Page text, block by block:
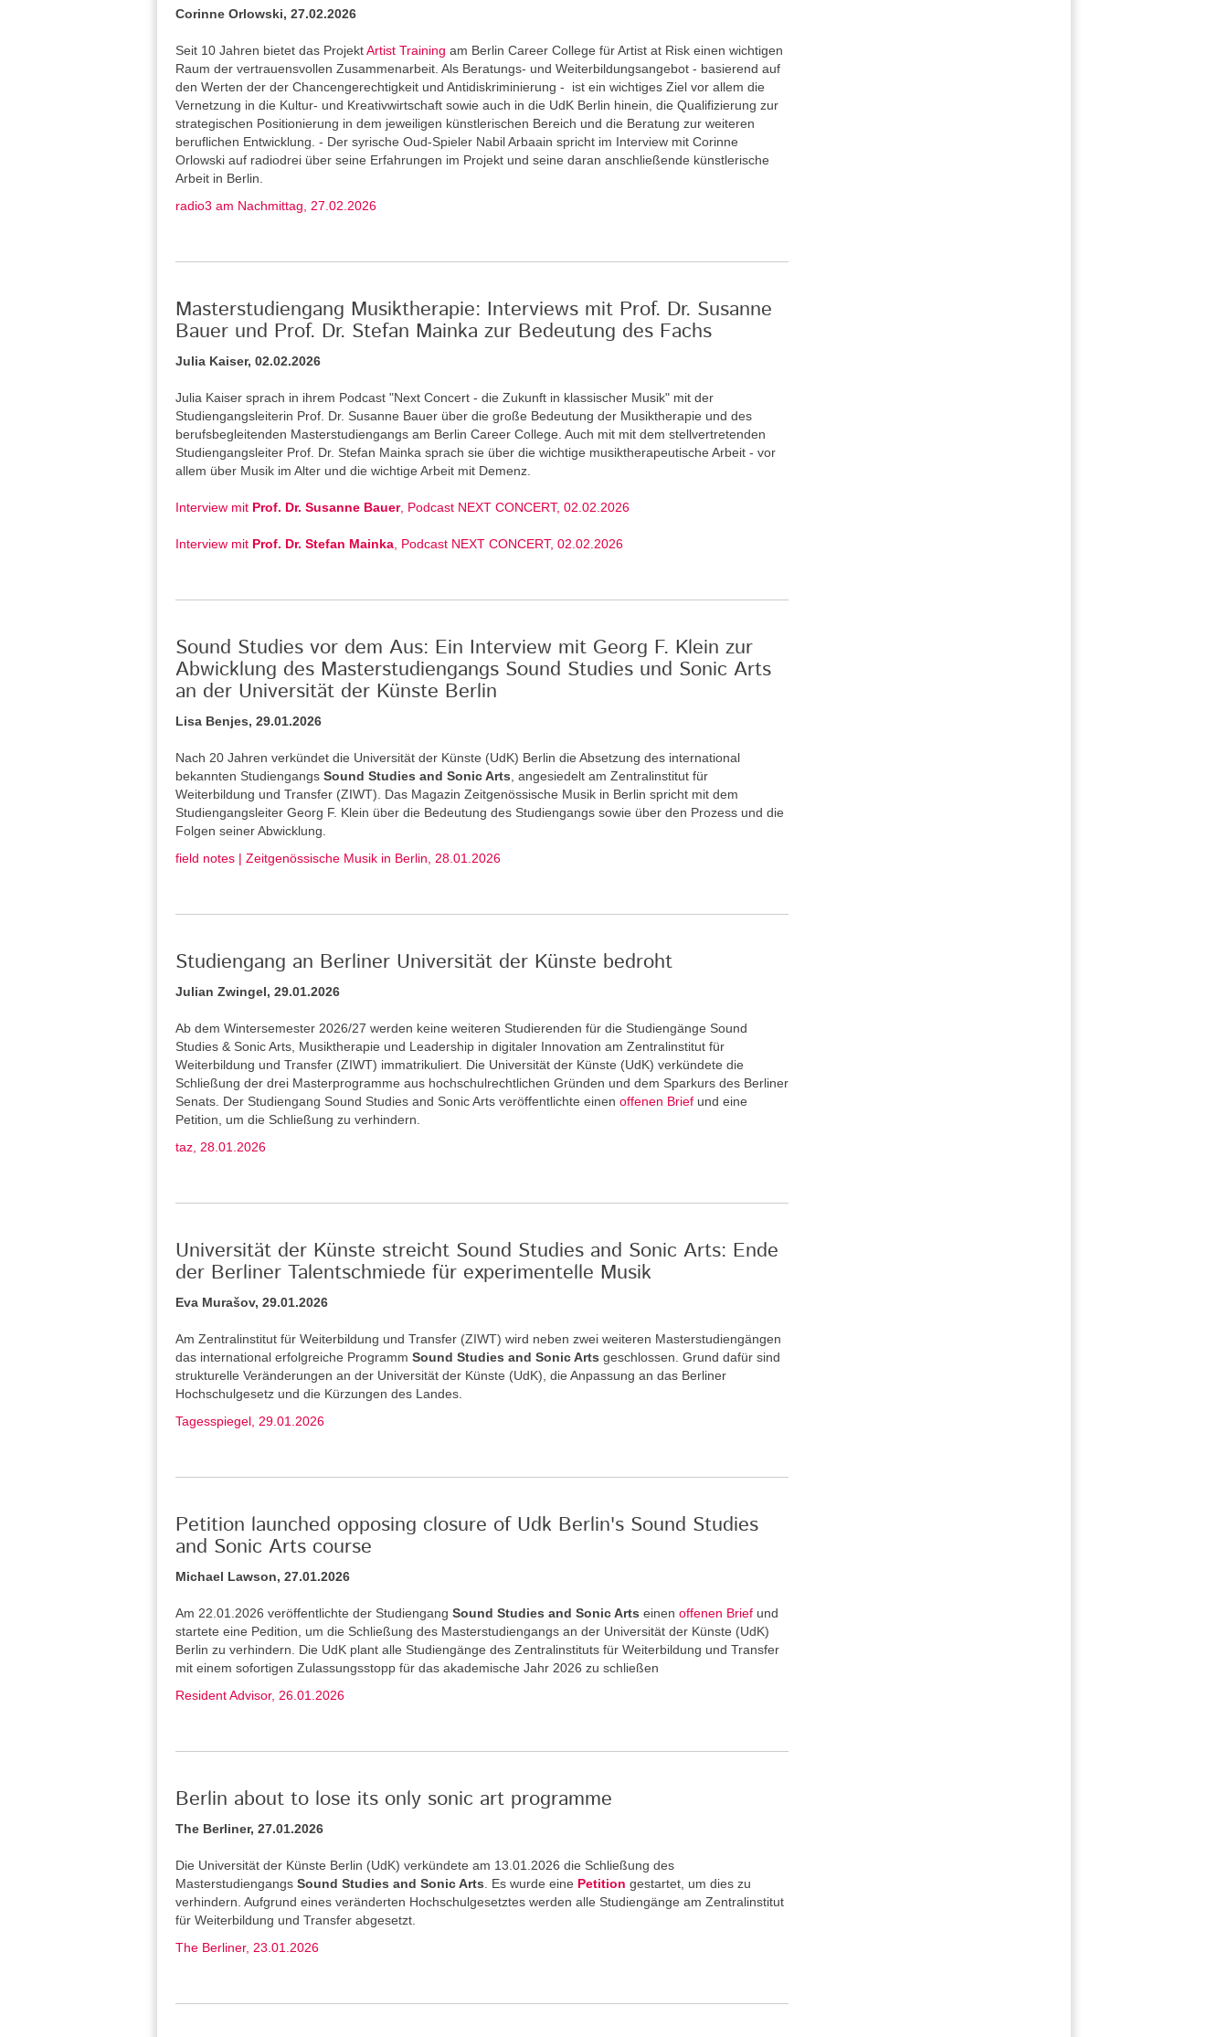
Corinne Orlowski, 27.02.2026
Seit 10 Jahren bietet das ProjektArtist Training am Berlin Career College für Artist at Risk einen wichtigen
Raum der vertrauensvollen Zusammenarbeit. Als Beratungs- und Weiterbildungsangebot - basierend auf
den Werten der der Chancengerechtigkeit und Antidiskriminierung - ist ein wichtiges Ziel vor allem die
Vernetzung in die Kultur- und Kreativwirtschaft sowie auch in die UdK Berlin hinein, die Qualifizierung zur
strategischen Positionierung in dem jeweiligen künstlerischen Bereich und die Beratung zur weiteren
beruflichen Entwicklung. - Der syrische Oud-Spieler Nabil Arbaain spricht im Interview mit Corinne
Orlowski auf radiodrei über seine Erfahrungen im Projekt und seine daran anschließende künstlerische
Arbeit in Berlin.
radio3 am Nachmittag, 27.02.2026
Masterstudiengang Musiktherapie: Interviews mit Prof. Dr. Susanne
Bauer und Prof. Dr. Stefan Mainka zur Bedeutung des Fachs
Julia Kaiser, 02.02.2026
Julia Kaiser sprach in ihrem Podcast "Next Concert - die Zukunft in klassischer Musik" mit der
Studiengangsleiterin Prof. Dr. Susanne Bauer über die große Bedeutung der Musiktherapie und des
berufsbegleitenden Masterstudiengangs am Berlin Career College. Auch mit mit dem stellvertretenden
Studiengangsleiter Prof. Dr. Stefan Mainka sprach sie über die wichtige musiktherapeutische Arbeit - vor
allem über Musik im Alter und die wichtige Arbeit mit Demenz.
Interview mit Prof. Dr. Susanne Bauer, Podcast NEXT CONCERT, 02.02.2026
Interview mit Prof. Dr. Stefan Mainka , Podcast NEXT CONCERT, 02.02.2026
Sound Studies vor dem Aus: Ein Interview mit Georg F. Klein zur
Abwicklung des Masterstudiengangs Sound Studies und Sonic Arts
an der Universität der Künste Berlin
Lisa Benjes, 29.01.2026
Nach 20 Jahren verkündet die Universität der Künste (UdK) Berlin die Absetzung des international
bekannten Studiengangs Sound Studies and Sonic Arts , angesiedelt am Zentralinstitut für
Weiterbildung und Transfer (ZIWT). Das Magazin Zeitgenössische Musik in Berlin spricht mit dem
Studiengangsleiter Georg F. Klein über die Bedeutung des Studiengangs sowie über den Prozess und die
Folgen seiner Abwicklung.
field notes | Zeitgenössische Musik in Berlin, 28.01.2026
Studiengang an Berliner Universität der Künste bedroht
Julian Zwingel, 29.01.2026
Ab dem Wintersemester 2026/27 werden keine weiteren Stu­dierenden für die Studiengänge Sound
Studies & Sonic Arts, Musiktherapie und Leadership in digitaler Innovation am Zentralinstitut für
Weiterbildung und Transfer (ZIWT) immatrikuliert. Die Universität der Künste (UdK) verkündete die
Schließung der drei Masterprogramme aus hochschulrechtlichen Gründen und dem Sparkurs des Berliner
Senats. Der Studiengang Sound Studies and Sonic Arts veröffentlichte einen offenen Brief und eine
Petition, um die Schließung zu verhindern.
taz, 28.01.2026
Universität der Künste streicht Sound Studies and Sonic Arts: Ende
der Berliner Talentschmiede für experimentelle Musik
Eva Murašov, 29.01.2026
Am Zentralinstitut für Weiterbildung und Transfer (ZIWT) wird neben zwei weiteren Masterstudiengängen
das international erfolgreiche Programm Sound Studies and Sonic Arts geschlossen. Grund dafür sind
strukturelle Veränderungen an der Universität der Künste (UdK), die Anpassung an das Berliner
Hochschulgesetz und die Kürzungen des Landes.
Tagesspiegel, 29.01.2026
Petition launched opposing closure of Udk Berlin's Sound Studies
and Sonic Arts course
Michael Lawson, 27.01.2026
Am 22.01.2026 veröffentlichte der Studiengang Sound Studies and Sonic Arts einen offenen Brief und
startete eine Pedition, um die Schließung des Masterstudiengangs an der Universität der Künste (UdK)
Berlin zu verhindern. Die UdK plant alle Studiengänge des Zentralinstituts für Weiterbildung und Transfer
mit einem sofortigen Zulassungsstopp für das akademische Jahr 2026 zu schließen
Resident Advisor, 26.01.2026
Berlin about to lose its only sonic art programme
The Berliner, 27.01.2026
Die Universität der Künste Berlin (UdK) verkündete am 13.01.2026 die Schließung des
Masterstudiengangs Sound Studies and Sonic Arts . Es wurde eine Petition gestartet, um dies zu
verhindern. Aufgrund eines veränderten Hochschulgesetztes werden alle Studiengänge am Zentralinstitut
für Weiterbildung und Transfer abgesetzt.
The Berliner, 23.01.2026